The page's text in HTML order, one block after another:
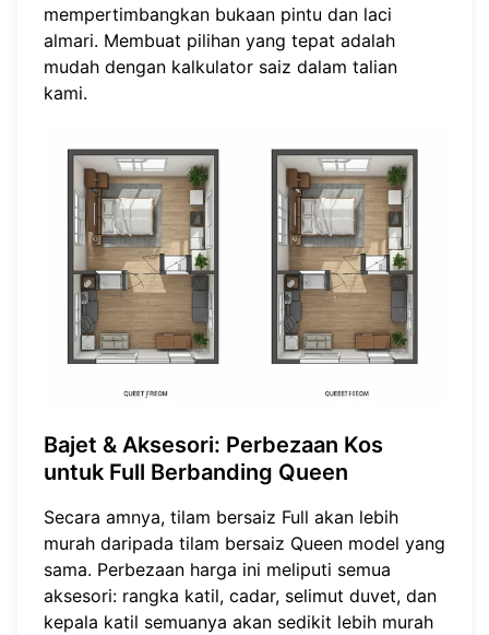
mempertimbangkan bukaan pintu dan laci
almari. Membuat pilihan yang tepat adalah
mudah dengan kalkulator saiz dalam talian
kami.
Bajet & Aksesori: Perbezaan Kos
untuk Full Berbanding Queen
Secara amnya, tilam bersaiz Full akan lebih
murah daripada tilam bersaiz Queen model yang
sama. Perbezaan harga ini meliputi semua
aksesori: rangka katil, cadar, selimut duvet, dan
kepala katil semuanya akan sedikit lebih murah